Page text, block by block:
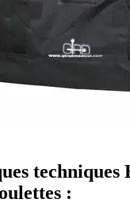
techniques
: